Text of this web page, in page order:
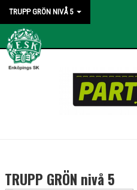
TRUPP GRÖN NIVÅ 5
HEM
TRUPP GRÖN nivå 5